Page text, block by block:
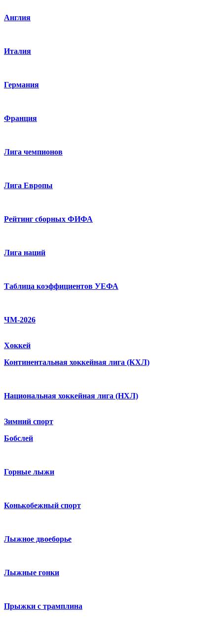
Англия
Италия
Германия
Франция
Лига чемпионов
Лига Европы
Рейтинг сборных ФИФА
Лига наций
Таблица коэффициентов УЕФА
ЧМ-2026
Хоккей
Континентальная хоккейная лига (КХЛ)
Национальная хоккейная лига (НХЛ)
Зимний спорт
Бобслей
Горные лыжи
Конькобежный спорт
Лыжное двоеборье
Лыжные гонки
Прыжки с трамплина